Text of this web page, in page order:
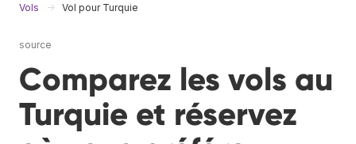
Vols Vol pour Turquie
source
Comparez les vols au
Turquie et réservez